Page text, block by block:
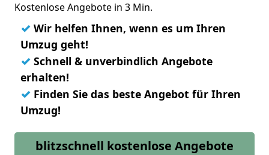
Kostenlose Angebote in 3 Min.
✓ Wir helfen Ihnen, wenn es um Ihren
Umzug geht!
✓ Schnell & unverbindlich Angebote
erhalten!
✓ Finden Sie das beste Angebot für Ihren
Umzug!
blitzschnell kostenlose Angebote